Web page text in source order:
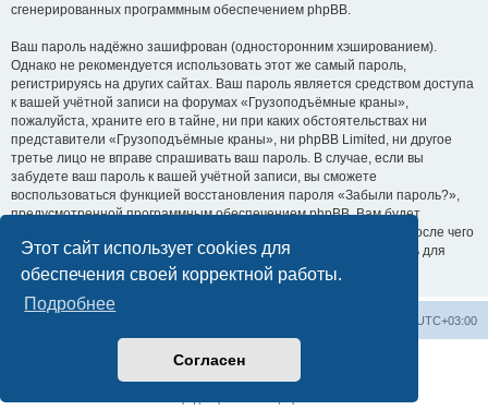
Этот сайт использует cookies для
обеспечения своей корректной работы.
Подробнее
Согласен
сгенерированных программным обеспечением phpBB.
Ваш пароль надёжно зашифрован (односторонним хэшированием).
Однако не рекомендуется использовать этот же самый пароль,
регистрируясь на других сайтах. Ваш пароль является средством доступа
к вашей учётной записи на форумах «Грузоподъёмные краны»,
пожалуйста, храните его в тайне, ни при каких обстоятельствах ни
представители «Грузоподъёмные краны», ни phpBB Limited, ни другое
третье лицо не вправе спрашивать ваш пароль. В случае, если вы
забудете ваш пароль к вашей учётной записи, вы сможете
воспользоваться функцией восстановления пароля «Забыли пароль?»,
предусмотренной программным обеспечением phpBB. Вам будет
необходимо ввести ваше имя пользователя и ваш адрес email, после чего
программное обеспечение phpBB сгенерирует вам новый пароль для
вашей учётной записи.
UTC+03:00
Создано на основеphpBB® Forum Software © phpBB Limited
Русская поддержка phpBB